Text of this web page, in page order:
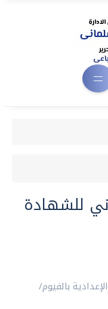
للشهادة